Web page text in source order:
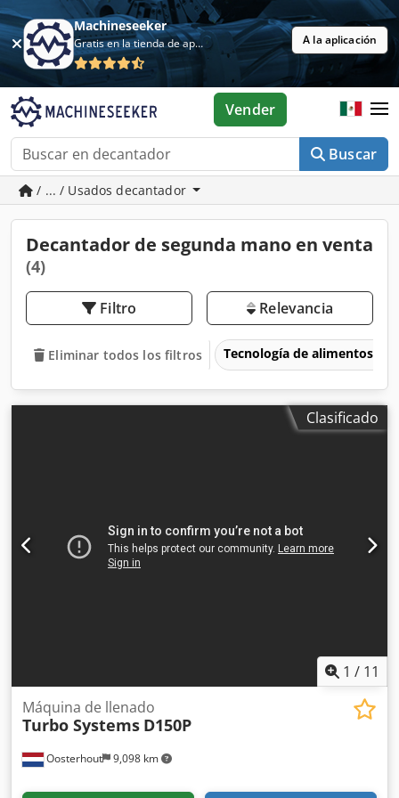
Machineseeker
Gratis en la tienda de aplicaciones A la aplicación
Buscar
Vender
/ ... / Usados decantador
Decantador de segunda mano en venta
(4)
Filtro Relevancia
Eliminar todos los filtros Tecnología de alimentos
Clasificado
1 / 11
Oosterhout 9,098 km
Máquina de llenado
Turbo Systems D150P